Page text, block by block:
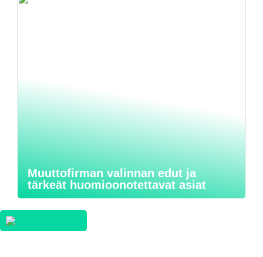
Muuttofirman valinnan edut ja
tärkeät huomioonotettavat asiat